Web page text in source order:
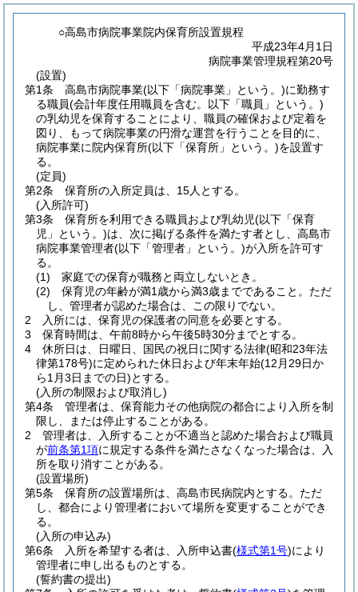
○高島市病院事業院内保育所設置規程
平成23年4月1日
病院事業管理規程第20号
(設置)
第1条
高島市病院事業(以下「病院事業」という。)に勤務す
る職員(会計年度任用職員を含む。以下「職員」という。)
の乳幼児を保育することにより、職員の確保および定着を
図り、もって病院事業の円滑な運営を行うことを目的に、
病院事業に院内保育所(以下「保育所」という。)を設置す
る。
(定員)
第2条
保育所の入所定員は、15人とする。
(入所許可)
第3条
保育所を利用できる職員および乳幼児(以下「保育
児」という。)は、次に掲げる条件を満たす者とし、高島市
病院事業管理者(以下「管理者」という。)が入所を許可す
る。
(1)
家庭での保育が職務と両立しないとき。
(2)
保育児の年齢が満1歳から満3歳までであること。 ただ
し、管理者が認めた場合は、この限りでない。
2
入所には、保育児の保護者の同意を必要とする。
3
保育時間は、午前8時から午後5時30分までとする。
4
休所日は、日曜日、国民の祝日に関する法律(昭和23年法
律第178号)に定められた休日および年末年始(12月29日か
ら1月3日までの日)とする。
(入所の制限および取消し)
第4条
管理者は、保育能力その他病院の都合により入所を制
限し、または停止することがある。
2
管理者は、入所することが不適当と認めた場合および職員
が前条第1項に規定する条件を満たさなくなった場合は、入
所を取り消すことがある。
(設置場所)
第5条
保育所の設置場所は、高島市民病院内とする。 ただ
し、都合により管理者において場所を変更することができ
る。
(入所の申込み)
第6条
入所を希望する者は、入所申込書(様式第1号)により
管理者に申し出るものとする。
(誓約書の提出)